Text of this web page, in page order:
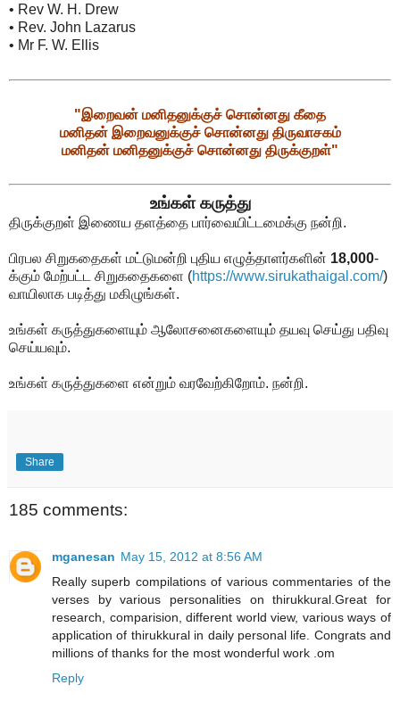
• Rev W. H. Drew
• Rev. John Lazarus
• Mr F. W. Ellis
"இறைவன் மனிதனுக்குச் சொன்னது கீதை
மனிதன் இறைவனுக்குச் சொன்னது திருவாசகம்
மனிதன் மனிதனுக்குச் சொன்னது திருக்குறள்"
உங்கள் கருத்து
திருக்குறள் இணைய தளத்தை பார்வையிட்டமைக்கு நன்றி.
பிரபல சிறுகதைகள் மட்டுமன்றி புதிய எழுத்தாளர்களின் 18,000-
க்கும் மேற்பட்ட சிறுகதைகளை (https://www.sirukathaigal.com/)
வாயிலாக படித்து மகிழுங்கள்.
உங்கள் கருத்துகளையும் ஆலோசனைகளையும் தயவு செய்து பதிவு
செய்யவும்.
உங்கள் கருத்துகளை என்றும் வரவேற்கிறோம். நன்றி.
Share
185 comments:
mganesan May 15, 2012 at 8:56 AM
Really superb compilations of various commentaries of the
verses by various personalities on thirukkural.Great for
research, comparision, different world view, various ways of
application of thirukkural in daily personal life. Congrats and
millions of thanks for the most wonderful work .om
Reply